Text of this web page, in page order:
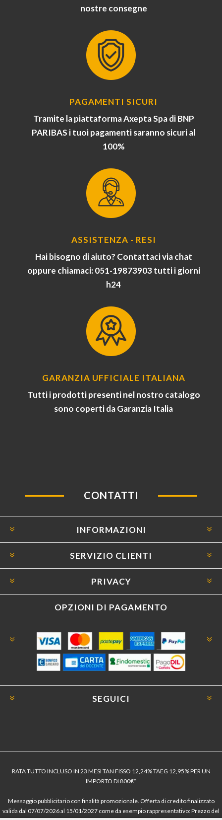
nostre consegne
PAGAMENTI SICURI
Tramite la piattaforma Axepta Spa di BNP
PARIBAS i tuoi pagamenti saranno sicuri al
100%
ASSISTENZA - RESI
Hai bisogno di aiuto? Contattaci via chat
oppure chiamaci: 051-19873903 tutti i giorni
h24
GARANZIA UFFICIALE ITALIANA
Tutti i prodotti presenti nel nostro catalogo
sono coperti da Garanzia Italia
CONTATTI
INFORMAZIONI
SERVIZIO CLIENTI
PRIVACY
OPZIONI DI PAGAMENTO
SEGUICI
RATA TUTTO INCLUSO IN 23 MESI TAN FISSO 12,24% TAEG 12,95% PER UN
IMPORTO DI 800€*
Messaggio pubblicitario con finalità promozionale. Offerta di credito finalizzato
valida dal 07/07/2026 al 15/01/2027 come da esempio rappresentativo: Prezzo del